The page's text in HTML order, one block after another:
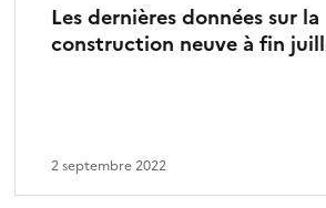
Les dernières données sur la
construction neuve à fin
2 septembre 2022